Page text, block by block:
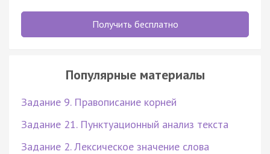
Получить бесплатно
Популярные материалы
Задание 9. Правописание корней
Задание 21. Пунктуационный анализ текста
Задание 2. Лексическое значение слова